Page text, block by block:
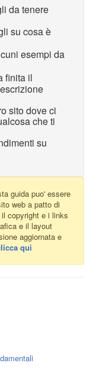
da tenere
su cosa è
esempi da
finita il
sito dove ci
che ti
su
guida puo' essere
web a patto di
copyright e i links
e il layout
aggiornata e
qui